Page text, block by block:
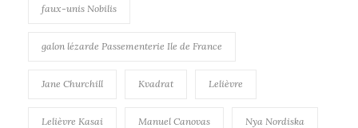
faux-unis Nobilis
galon lézarde Passementerie Ile de France
Jane Churchill Kvadrat Lelièvre
Lelièvre Kasai Manuel Canovas Nya Nordiska